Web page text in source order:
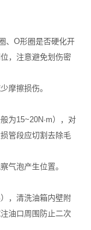
O形圈是否硬化开
，注意避免划伤密
摩擦损伤。
为15~20N·m），对
管段应切割去除毛
泡产生位置。
，清洗油箱内壁附
油口周围防止二次